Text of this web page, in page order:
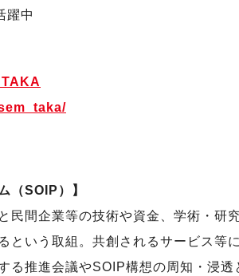
躍中
（SOIP）】
民間企業等の技術や資金、学術・研
という取組。共創されるサービス等
推進会議やSOIP構想の周知・浸